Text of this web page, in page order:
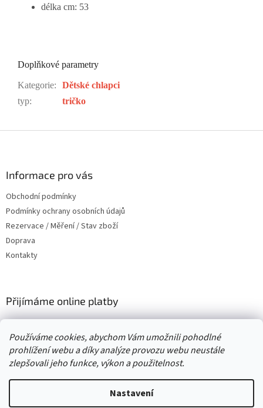
Používáme cookies, abychom Vám umožnili pohodlné
prohlížení webu a díky analýze provozu webu neustále
zlepšovali jeho funkce, výkon a použitelnost.
Nastavení
délka cm: 53
Doplňkové parametry
Kategorie:
Dětské chlapci
typ: tričko
Informace pro vás
Obchodní podmínky
Podmínky ochrany osobních údajů
Rezervace / Měření / Stav zboží
Doprava
Kontakty
Přijímáme online platby